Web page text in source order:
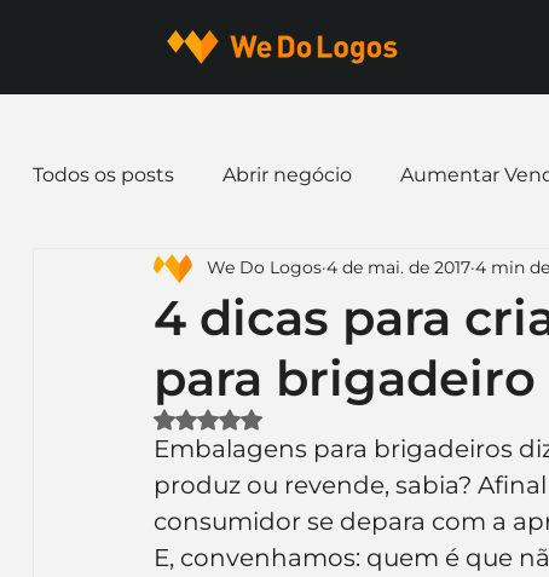
Todos os posts Abrir negócio Aumentar
Dicas de Marketing Email marketing
Identidade Visual Marca Nome para
Mascotes Slogan
Inteligência Artificial Embalagens
4 dicas para
para brigadeiro
We Do Logos 4 de mai. de 2017 4 min
Avaliado com NaN de 5 estrelas.
Embalagens para brigadeiros
produz ou revende, sabia?
consumidor se depara com a
E, convenhamos: quem é que